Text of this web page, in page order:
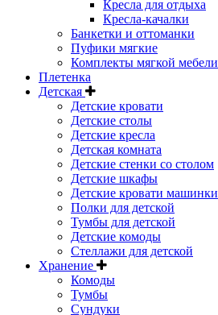
Кресла для отдыха
Кресла-качалки
Банкетки и оттоманки
Пуфики мягкие
Комплекты мягкой мебели
Плетенка
Детская
Детские кровати
Детские столы
Детские кресла
Детская комната
Детские стенки со столом
Детские шкафы
Детские кровати машинки
Полки для детской
Тумбы для детской
Детские комоды
Стеллажи для детской
Хранение
Комоды
Тумбы
Сундуки